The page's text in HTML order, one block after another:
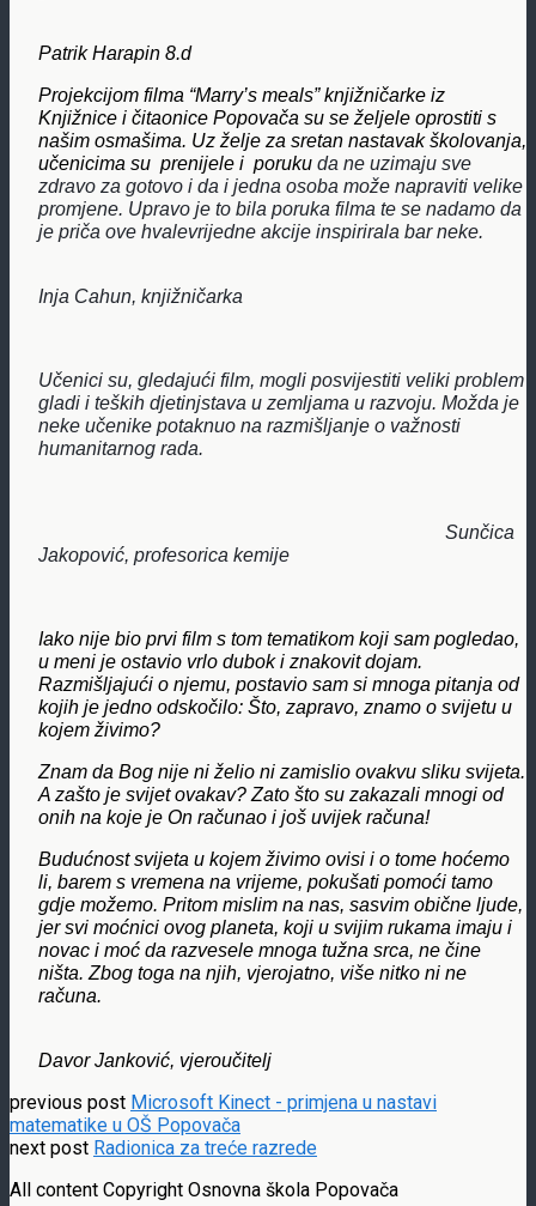
Patrik Harapin 8.d
Projekcijom filma “Marry’s meals” knjižničarke iz
Knjižnice i čitaonice Popovača su se željele oprostiti s
našim osmašima. Uz želje za sretan nastavak školovanja,
učenicima su prenijele i poruku da ne uzimaju sve
zdravo za gotovo i da i jedna osoba može napraviti velike
promjene. Upravo je to bila poruka filma te se nadamo da
je priča ove hvalevrijedne akcije inspirirala bar neke.
Inja Cahun, knjižničarka
Učenici su, gledajući film, mogli posvijestiti veliki problem
gladi i teških djetinjstava u zemljama u razvoju. Možda je
neke učenike potaknuo na razmišljanje o važnosti
humanitarnog rada.
Sunčica
Jakopović, profesorica kemije
Iako nije bio prvi film s tom tematikom koji sam pogledao,
u meni je ostavio vrlo dubok i znakovit dojam.
Razmišljajući o njemu, postavio sam si mnoga pitanja od
kojih je jedno odskočilo: Što, zapravo, znamo o svijetu u
kojem živimo?
Znam da Bog nije ni želio ni zamislio ovakvu sliku svijeta.
A zašto je svijet ovakav? Zato što su zakazali mnogi od
onih na koje je On računao i još uvijek računa!
Budućnost svijeta u kojem živimo ovisi i o tome hoćemo
li, barem s vremena na vrijeme, pokušati pomoći tamo
gdje možemo. Pritom mislim na nas, sasvim obične ljude,
jer svi moćnici ovog planeta, koji u svijim rukama imaju i
novac i moć da razvesele mnoga tužna srca, ne čine
ništa. Zbog toga na njih, vjerojatno, više nitko ni ne
računa.
Davor Janković, vjeroučitelj
previous post Microsoft Kinect - primjena u nastavi
matematike u OŠ Popovača
next post Radionica za treće razrede
All content Copyright Osnovna škola Popovača